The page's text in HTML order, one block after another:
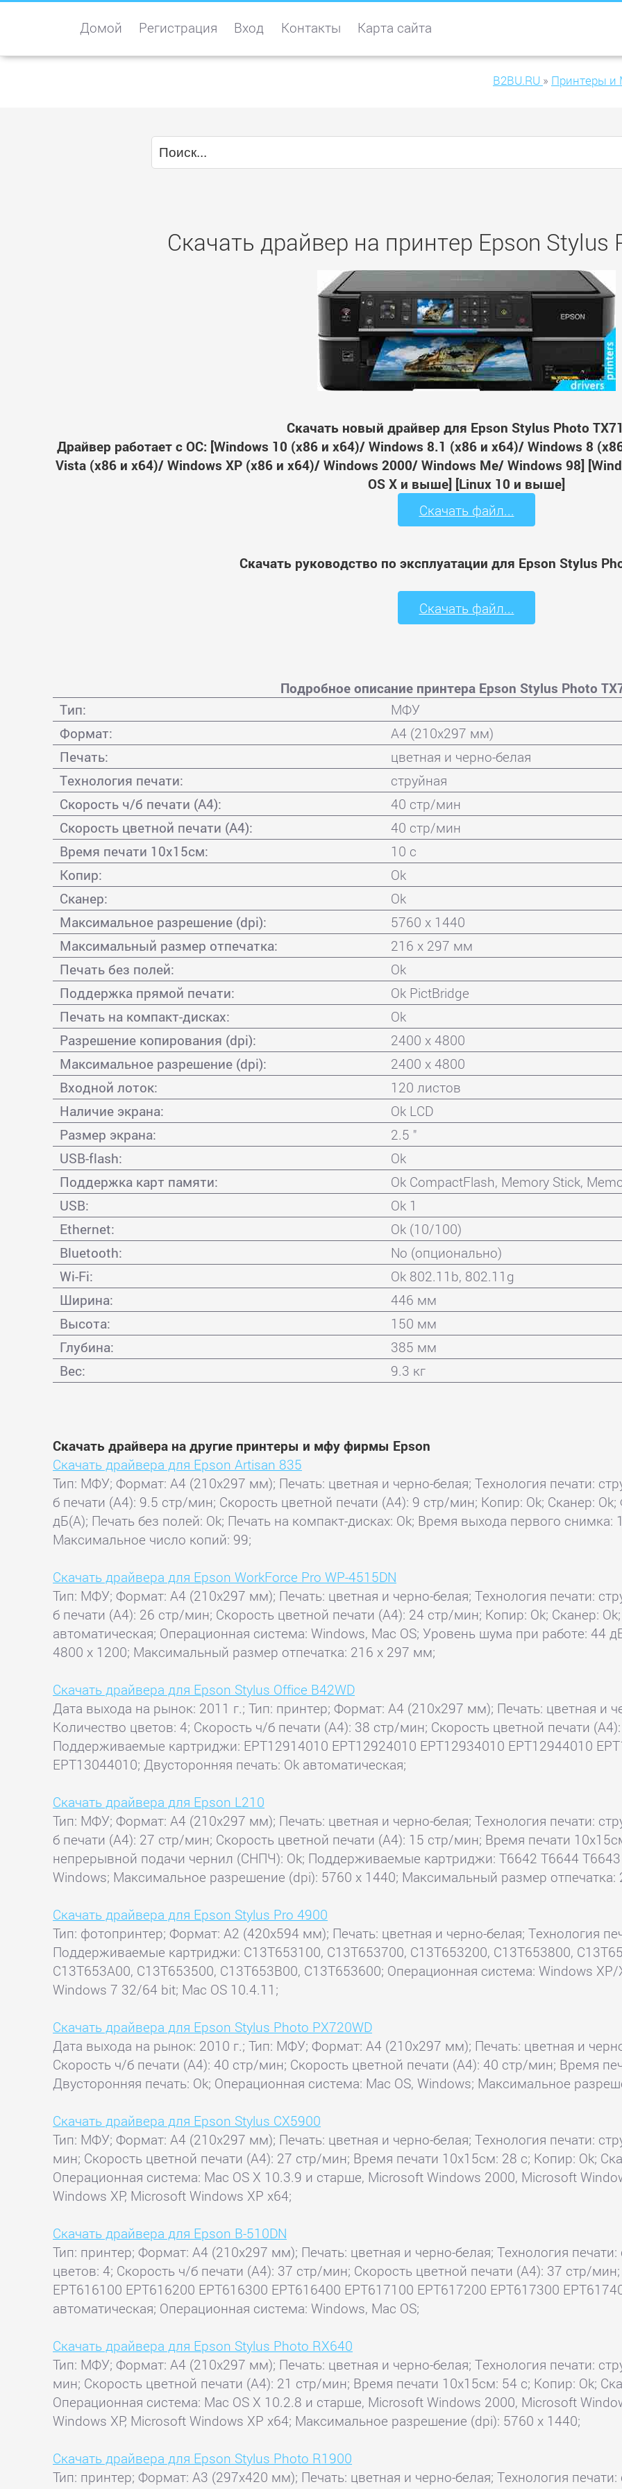
Домой Регистрация Вход Контакты Карта сайта
B2BU.RU » Принтеры
Скачать драйвер на принтер Epson Stylus
Скачать новый драйвер для Epson Stylus Photo
Драйвер работает с ОС: [Windows 10 (x86 и x64)/ Windows 8.1 (x86 и x64)/ Windows 8
Vista (x86 и x64)/ Windows XP (x86 и x64)/ Windows 2000/ Windows Me/ Windows 98]
OS X и выше] [Linux 10 и выше]
Скачать файл...
Скачать руководство по эксплуатации для Epson Stylus
Скачать файл...
Подробное описание принтера Epson Stylus Photo
Тип:
МФУ
Формат:
A4 (210x297 мм)
Печать:
цветная и черно-белая
Технология печати:
струйная
Скорость ч/б печати (А4):
40 стр/мин
Скорость цветной печати (А4):
40 стр/мин
Время печати 10x15см:
10 с
Копир:
Ok
Сканер:
Ok
Максимальное разрешение (dpi):
5760 x 1440
Максимальный размер отпечатка:
216 x 297 мм
Печать без полей:
Ok
Поддержка прямой печати:
Ok PictBridge
Печать на компакт-дисках:
Ok
Разрешение копирования (dpi):
2400 x 4800
Максимальное разрешение (dpi):
2400 x 4800
Входной лоток:
120 листов
Наличие экрана:
Ok LCD
Размер экрана:
2.5 "
USB-flash:
Ok
Поддержка карт памяти:
Ok CompactFlash, Memory Stick,
USB:
Ok 1
Ethernet:
Ok (10/100)
Bluetooth:
No (опционально)
Wi-Fi:
Ok 802.11b, 802.11g
Ширина:
446 мм
Высота:
150 мм
Глубина:
385 мм
Вес:
9.3 кг
Скачать драйвера на другие принтеры и мфу фирмы Epson
Скачать драйвера для Epson Artisan 835
Тип: МФУ; Формат: A4 (210x297 мм); Печать: цветная и черно-белая; Технология печати:
б печати (А4): 9.5 стр/мин; Скорость цветной печати (А4): 9 стр/мин; Копир: Ok; Сканер:
дБ(А); Печать без полей: Ok; Печать на компакт-дисках: Ok; Время выхода первого
Максимальное число копий: 99;
Скачать драйвера для Epson WorkForce Pro WP-4515DN
Тип: МФУ; Формат: A4 (210x297 мм); Печать: цветная и черно-белая; Технология печати:
б печати (А4): 26 стр/мин; Скорость цветной печати (А4): 24 стр/мин; Копир: Ok; Сканер:
автоматическая; Операционная система: Windows, Mac OS; Уровень шума при работе: 44
4800 x 1200; Максимальный размер отпечатка: 216 x 297 мм;
Скачать драйвера для Epson Stylus Office B42WD
Дата выхода на рынок: 2011 г.; Тип: принтер; Формат: A4 (210x297 мм); Печать: цветная и
Количество цветов: 4; Скорость ч/б печати (А4): 38 стр/мин; Скорость цветной печати
Поддерживаемые картриджи: EPT12914010 EPT12924010 EPT12934010 EPT12944010
EPT13044010; Двусторонняя печать: Ok автоматическая;
Скачать драйвера для Epson L210
Тип: МФУ; Формат: A4 (210x297 мм); Печать: цветная и черно-белая; Технология печати:
б печати (А4): 27 стр/мин; Скорость цветной печати (А4): 15 стр/мин; Время печати
непрерывной подачи чернил (СНПЧ): Ok; Поддерживаемые картриджи: T6642 T6644 T6643
Windows; Максимальное разрешение (dpi): 5760 x 1440; Максимальный размер
Скачать драйвера для Epson Stylus Pro 4900
Тип: фотопринтер; Формат: A2 (420x594 мм); Печать: цветная и черно-белая; Технология
Поддерживаемые картриджи: C13T653100, C13T653700, C13T653200, C13T653800,
C13T653A00, C13T653500, C13T653B00, C13T653600; Операционная система: Windows
Windows 7 32/64 bit; Mac OS 10.4.11;
Скачать драйвера для Epson Stylus Photo PX720WD
Дата выхода на рынок: 2010 г.; Тип: МФУ; Формат: A4 (210x297 мм); Печать: цветная и
Скорость ч/б печати (А4): 40 стр/мин; Скорость цветной печати (А4): 40 стр/мин; Время
Двусторонняя печать: Ok; Операционная система: Mac OS, Windows; Максимальное
Скачать драйвера для Epson Stylus CX5900
Тип: МФУ; Формат: A4 (210x297 мм); Печать: цветная и черно-белая; Технология печати:
мин; Скорость цветной печати (А4): 27 стр/мин; Время печати 10x15см: 28 с; Копир: Ok;
Операционная система: Mac OS X 10.3.9 и старше, Microsoft Windows 2000, Microsoft
Windows XP, Microsoft Windows XP x64;
Скачать драйвера для Epson B-510DN
Тип: принтер; Формат: A4 (210x297 мм); Печать: цветная и черно-белая; Технология
цветов: 4; Скорость ч/б печати (А4): 37 стр/мин; Скорость цветной печати (А4): 37 стр/
EPT616100 EPT616200 EPT616300 EPT616400 EPT617100 EPT617200 EPT617300
автоматическая; Операционная система: Windows, Mac OS;
Скачать драйвера для Epson Stylus Photo RX640
Тип: МФУ; Формат: A4 (210x297 мм); Печать: цветная и черно-белая; Технология печати:
мин; Скорость цветной печати (А4): 21 стр/мин; Время печати 10x15см: 54 с; Копир: Ok;
Операционная система: Mac OS X 10.2.8 и старше, Microsoft Windows 2000, Microsoft
Windows XP, Microsoft Windows XP x64; Максимальное разрешение (dpi): 5760 x 1440;
Скачать драйвера для Epson Stylus Photo R1900
Тип: принтер; Формат: A3 (297x420 мм); Печать: цветная и черно-белая; Технология